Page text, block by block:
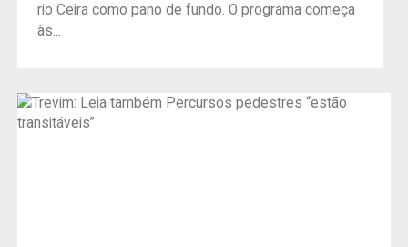
rio Ceira como pano de fundo. O programa começa
às...